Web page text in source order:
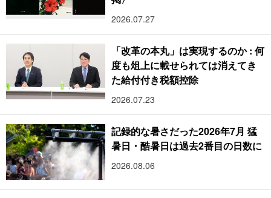
2026.07.27
「改革の本丸」は実現するのか : 何
度も俎上に載せられては消えてき
た給付付き税額控除
2026.07.23
記録的な暑さだった2026年7月 猛
暑日・酷暑日は過去2番目の日数に
2026.08.06